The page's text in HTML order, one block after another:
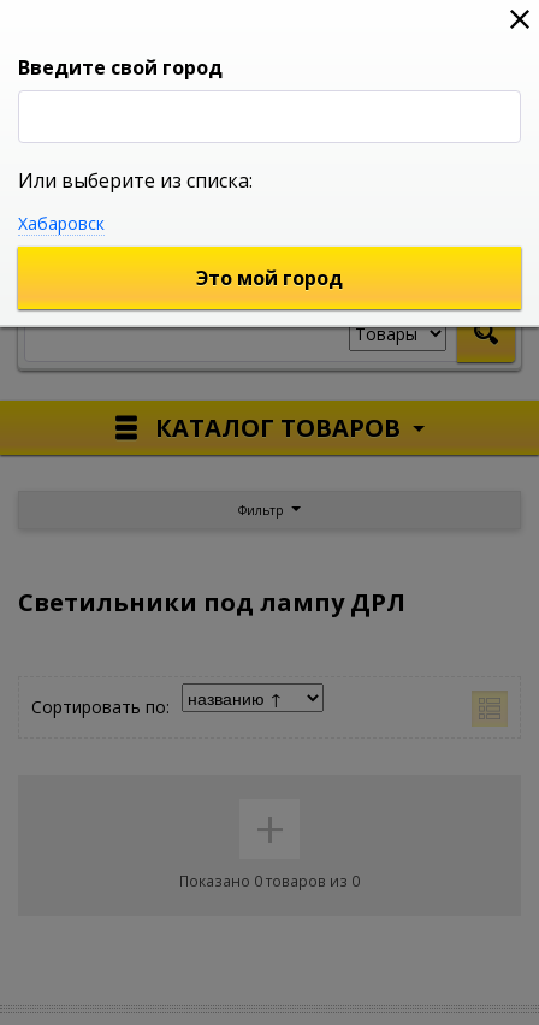
0
УНИВЕРСАЛЬНЫЙ ИНТЕРНЕТ МАГАЗИН
КАТАЛОГ ТОВАРОВ
Фильтр
Светильники под лампу ДРЛ
Сортировать по:
+
Показано 0 товаров из 0
Введите свой город
Или выберите из списка:
Хабаровск
Это мой город